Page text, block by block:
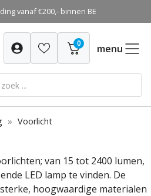
vanaf €200,- binnen BE
0 menu
» Voorlicht
van 15 tot 2400 lumen,
LED lamp te vinden. De
hoogwaardige materialen